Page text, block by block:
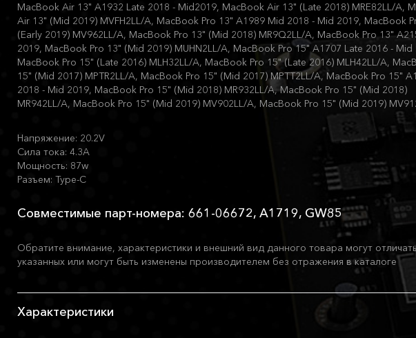
MacBook Air 13" A1932 Late 2018 - Mid2019, MacBook Air 13" (Late 2018) MRE82LL/A,
Air 13" (Mid 2019) MVFH2LL/A, MacBook Pro 13" A1989 Mid 2018 - Mid 2019, MacBook
(Early 2019) MV962LL/A, MacBook Pro 13" (Mid 2018) MR9Q2LL/A, MacBook Pro 13"
2019, MacBook Pro 13" (Mid 2019) MUHN2LL/A, MacBook Pro 15" A1707 Late 2016 - Mid
MacBook Pro 15" (Late 2016) MLH32LL/A, MacBook Pro 15" (Late 2016) MLH42LL/A,
15" (Mid 2017) MPTR2LL/A, MacBook Pro 15" (Mid 2017) MPTT2LL/A, MacBook Pro 15"
2018 - Mid 2019, MacBook Pro 15" (Mid 2018) MR932LL/A, MacBook Pro 15" (Mid 2018)
MR942LL/A, MacBook Pro 15" (Mid 2019) MV902LL/A, MacBook Pro 15" (Mid 2019)
Напряжение: 20.2V
Сила тока: 4.3A
Мощность: 87w
Разъем: Type-C
Совместимые парт-номера: 661-06672, A1719, GW85
Обратите внимание, характеристики и внешний вид данного товара могут
указанных или могут быть изменены производителем без отражения в каталоге
Характеристики